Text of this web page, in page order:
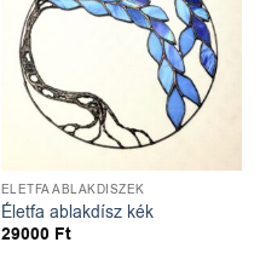
ÉLETFA ABLAKDÍSZEK
Életfa ablakdísz kék
29000 Ft